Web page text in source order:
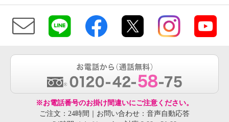
※お電話番号のお掛け間違いにご注意ください。
ご注文：24時間｜お問い合わせ：音声自動応答